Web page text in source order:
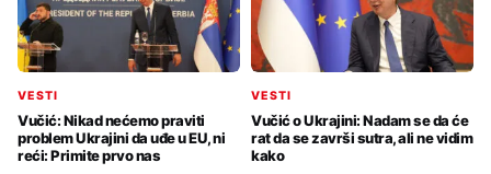
VESTI
Vučić: Nikad nećemo praviti
problem Ukrajini da uđe u EU, ni
reći: Primite prvo nas
VESTI
Vučić o Ukrajini: Nadam se da će
rat da se završi sutra, ali ne vidim
kako